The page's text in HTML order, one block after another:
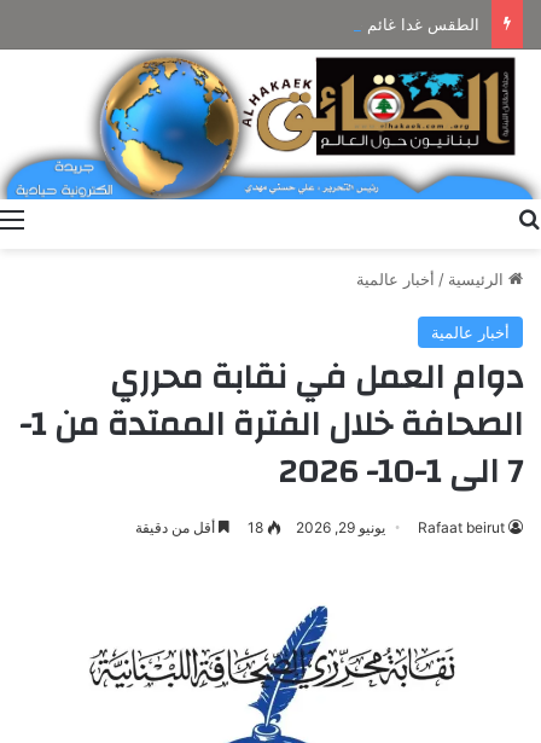
الرئيسية / أخبار عالمية
أخبار عالمية
دوام العمل في نقابة محرري
الصحافة خلال الفترة الممتدة من 1-
7 الى 1-10- 2026
Rafaat beirut يونيو 29, 2026 18 أقل من دقيقة